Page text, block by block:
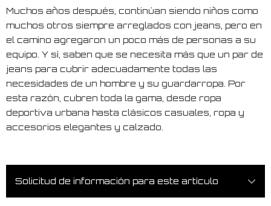
Muchos años después, continúan siendo niños como
muchos otros siempre arreglados con jeans, pero en
el camino agregaron un poco más de personas a su
equipo. Y sí, saben que se necesita más que un par de
jeans para cubrir adecuadamente todas las
necesidades de un hombre y su guardarropa. Por
esta razón, cubren toda la gama, desde ropa
deportiva urbana hasta clásicos casuales, ropa y
accesorios elegantes y calzado.
Solicitud de información para este artículo